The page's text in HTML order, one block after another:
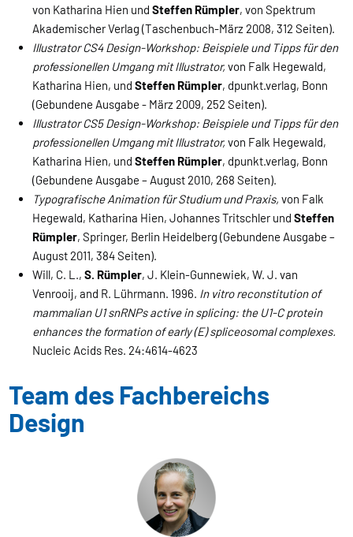
von Katharina Hien undSteffen Rümpler, von Spektrum
Akademischer Verlag (Taschenbuch-März 2008, 312 Seiten).
Illustrator CS4 Design-Workshop: Beispiele und Tipps für den
professionellen Umgang mit Illustrator, von Falk Hegewald,
Katharina Hien, undSteffen Rümpler, dpunkt.verlag, Bonn
(Gebundene Ausgabe - März 2009, 252 Seiten).
Illustrator CS5 Design-Workshop: Beispiele und Tipps für den
professionellen Umgang mit Illustrator, von Falk Hegewald,
Katharina Hien, undSteffen Rümpler, dpunkt.verlag, Bonn
(Gebundene Ausgabe – August 2010, 268 Seiten).
Typografische Animation für Studium und Praxis, von Falk
Hegewald, Katharina Hien, Johannes Tritschler undSteffen
Rümpler, Springer, Berlin Heidelberg (Gebundene Ausgabe –
August 2011, 384 Seiten).
Will, C. L.,S. Rümpler, J. Klein-Gunnewiek, W. J. van
Venrooij, and R. Lührmann. 1996. In vitro reconstitution of
mammalian U1 snRNPs active in splicing: the U1-C protein
enhances the formation of early (E) spliceosomal complexes.
Nucleic Acids Res. 24:4614-4623
Team des Fachbereichs
Design